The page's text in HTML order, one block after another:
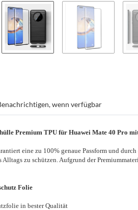
wenn verfügbar
Premium TPU für Huawei Mate 40 Pro
eine zu 100% genaue Passform und
Alltags zu schützen. Aufgrund der
Folie
in bester Qualität